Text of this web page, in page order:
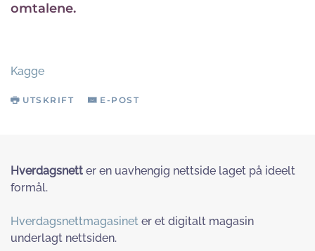
omtalene.
Kagge
UTSKRIFT E-POST
Hverdagsnett er en uavhengig nettside laget på ideelt
formål.
Hverdagsnettmagasinet er et digitalt magasin
underlagt nettsiden.